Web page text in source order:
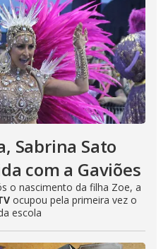
Sabrina Sato
com a Gaviões
o nascimento da filha Zoe, a
ocupou pela primeira vez o
escola